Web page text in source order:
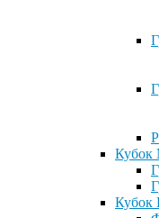
Кубок
Кубок